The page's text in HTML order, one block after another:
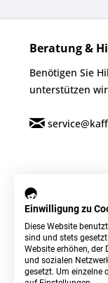
Beratung &
Benötigen Sie
unterstützen
Einwilligung zu
Diese Website
sind und stets
Website erhöhen,
und sozialen
gesetzt. Um einzelne